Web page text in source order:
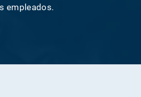
empleados.